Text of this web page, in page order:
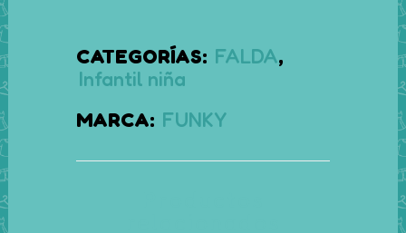
infantil
rosa
gato
CATEGORÍAS: FALDA,
Infantil niña
MARCA: FUNKY